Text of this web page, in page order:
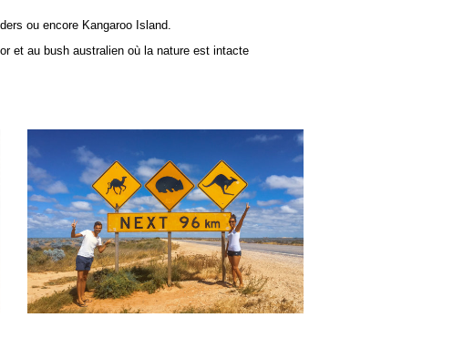
ou encore Kangaroo Island.
et au bush australien où la nature est intacte